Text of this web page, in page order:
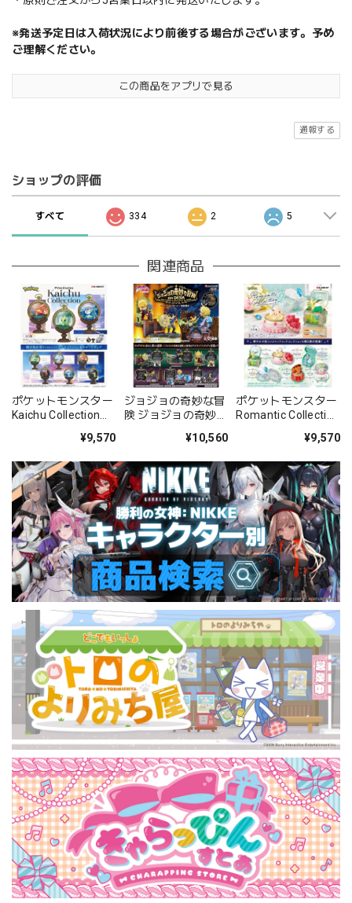
※発送予定日は入荷状況により前後する場合がございます。予め
ご理解ください。
この商品をアプリで見る
通報する
ショップの評価
すべて 334 2 5
関連商品
ポケットモンスター
Kaichu Collection
¥9,570
ジョジョの奇妙な冒
険 ジョジョの奇妙な
ントム ブラッド・戦
¥10,560
ポケットモンスター
Romantic Collection
¥9,570